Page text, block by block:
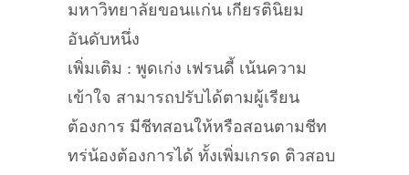
มหาวิทยาลัยขอนแก่น เกียรตินิยม
อันดับหนึ่ง
เพิ่มเติม : พูดเก่ง เฟรนดี้ เน้นความ
เข้าใจ สามารถปรับได้ตามผู้เรียน
ต้องการ มีชีทสอนให้หรือสอนตามชีท
ทร่น้องต้องการได้ ทั้งเพิ่มเกรด ติวสอบ